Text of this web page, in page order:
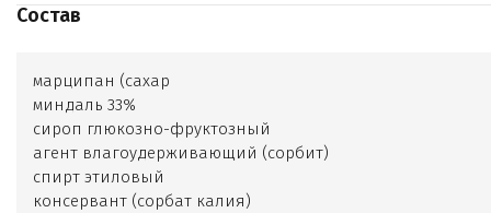
Состав
марципан (сахар
миндаль 33%
сироп глюкозно-фруктозный
агент влагоудерживающий (сорбит)
спирт этиловый
консервант (сорбат калия)